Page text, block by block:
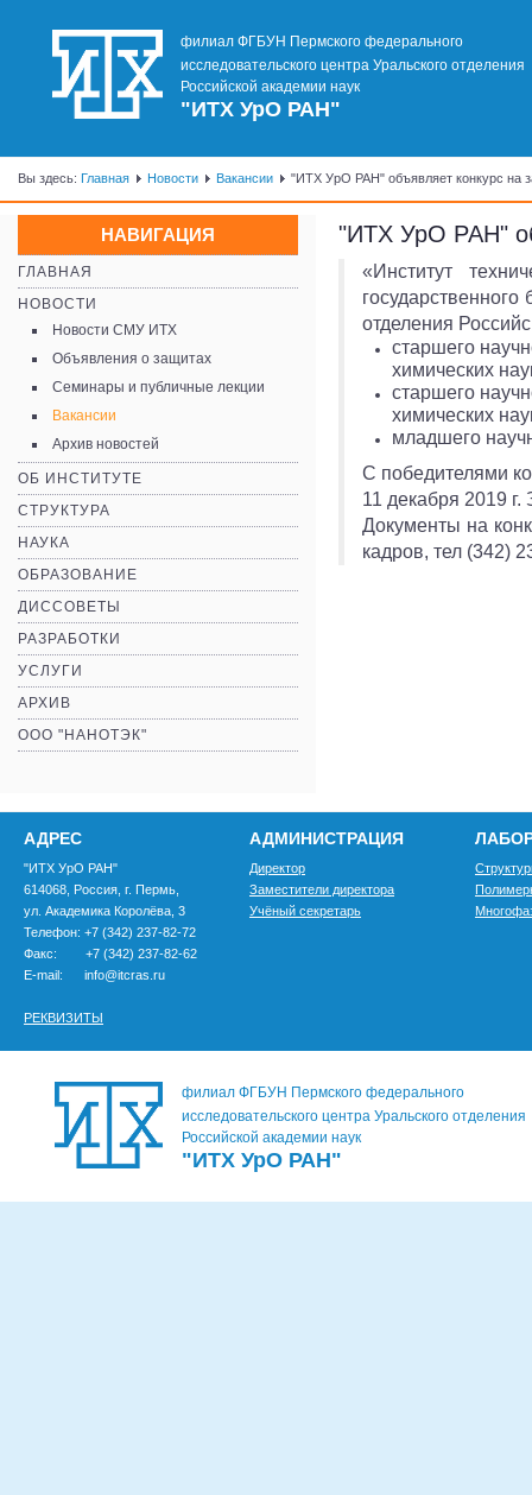
филиал ФГБУН Пермского федерального
исследовательского центра Уральского отделения
Российской академии наук
"ИТХ УрО РАН"
Вы здесь: Главная Новости Вакансии "ИТХ УрО РАН" объявляет конкурс на
НАВИГАЦИЯ
ГЛАВНАЯ
НОВОСТИ
Новости СМУ ИТХ
Объявления о защитах
Семинары и публичные лекции
Вакансии
Архив новостей
ОБ ИНСТИТУТЕ
СТРУКТУРА
НАУКА
ОБРАЗОВАНИЕ
ДИССОВЕТЫ
РАЗРАБОТКИ
УСЛУГИ
АРХИВ
ООО "НАНОТЭК"
"ИТХ УрО РАН"
«Институт
отделения
старшего
химических
старшего
химических
младшего
C победителями
11 декабря 2019 г.
Документы на
кадров, тел (342)
АДРЕС
"ИТХ УрО РАН"
614068, Россия, г. Пермь,
ул. Академика Королёва, 3
Телефон: +7 (342) 237-82-72
Факс: +7 (342) 237-82-62
E-mail: info@itcras.ru
РЕКВИЗИТЫ
АДМИНИСТРАЦИЯ
Директор
Заместители директора
Учёный секретарь
филиал ФГБУН Пермского федерального
исследовательского центра Уральского отделения
Российской академии наук
"ИТХ УрО РАН"